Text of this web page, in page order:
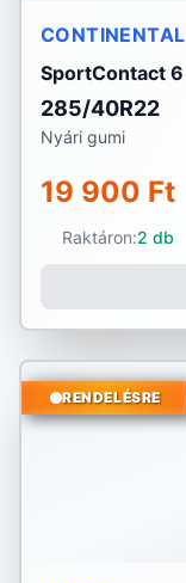
CONTINENTAL
SportContact 6
285/40R22
Nyári gumi
19 900 Ft
Raktáron:2 db
RENDELÉSRE